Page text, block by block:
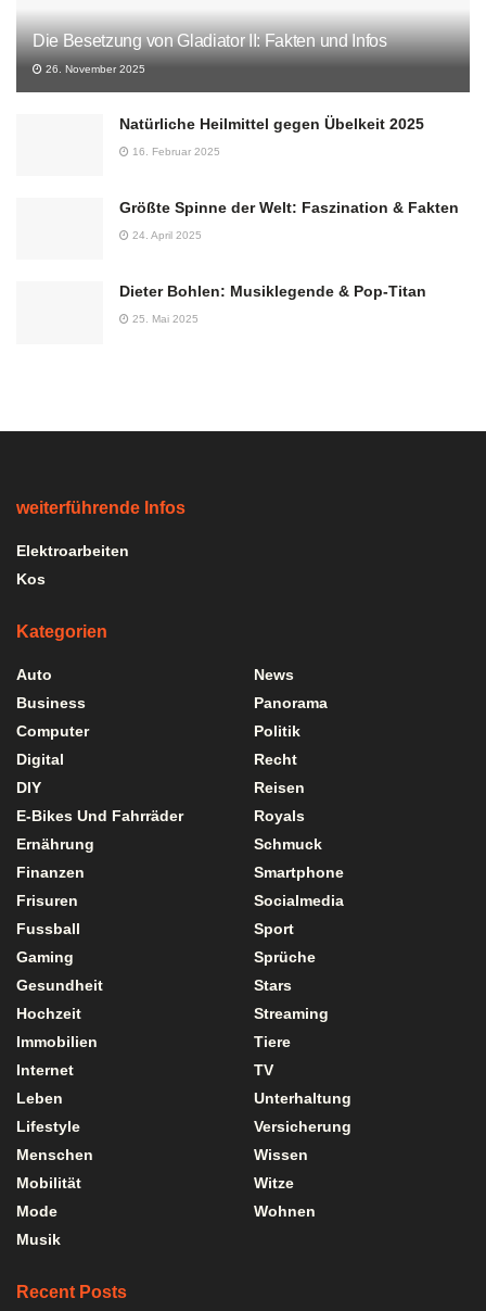
Die Besetzung von Gladiator II: Fakten und Infos
26. November 2025
Natürliche Heilmittel gegen Übelkeit 2025
16. Februar 2025
Größte Spinne der Welt: Faszination & Fakten
24. April 2025
Dieter Bohlen: Musiklegende & Pop-Titan
25. Mai 2025
weiterführende Infos
Elektroarbeiten
Kos
Kategorien
Auto
Business
Computer
Digital
DIY
E-Bikes Und Fahrräder
Ernährung
Finanzen
Frisuren
Fussball
Gaming
Gesundheit
Hochzeit
Immobilien
Internet
Leben
Lifestyle
Menschen
Mobilität
Mode
Musik
News
Panorama
Politik
Recht
Reisen
Royals
Schmuck
Smartphone
Socialmedia
Sport
Sprüche
Stars
Streaming
Tiere
TV
Unterhaltung
Versicherung
Wissen
Witze
Wohnen
Recent Posts